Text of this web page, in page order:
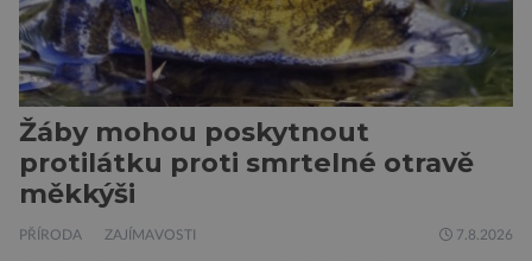
Žáby mohou poskytnout
protilátku proti smrtelné otravě
měkkýši
PŘÍRODA ZAJÍMAVOSTI 7.8.2026